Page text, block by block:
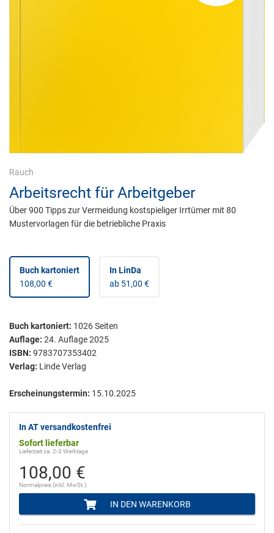
Rauch
Arbeitsrecht für Arbeitgeber
Über 900 Tipps zur Vermeidung kostspieliger Irrtümer mit 80
Mustervorlagen für die betriebliche Praxis
Buch kartoniert
108,00 €
In LinDa
ab 51,00 €
Buch kartoniert: 1026Seiten
Auflage: 24. Auflage 2025
ISBN: 9783707353402
Verlag: Linde Verlag
Erscheinungstermin: 15.10.2025
In AT versandkostenfrei
Sofort lieferbar
Lieferzeit ca. 2-3 Werktage
108,00 €
Normalpreis (inkl. MwSt.)
IN DEN WARENKORB